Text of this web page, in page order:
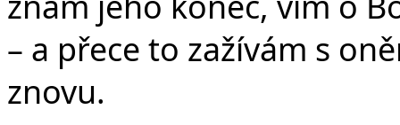
– a přece to zažívám s
znovu.